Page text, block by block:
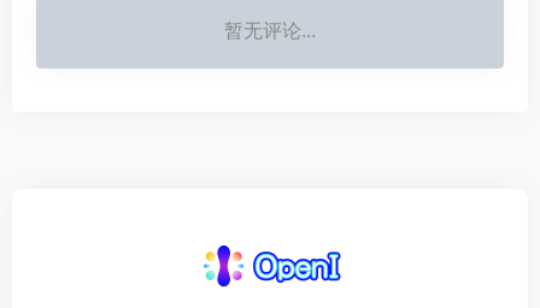
暂无评论...